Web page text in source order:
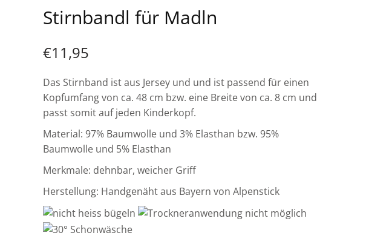
Stirnbandl für Madln
€11,95
Das Stirnband ist aus Jersey und und ist passend für einen
Kopfumfang von ca. 48 cm bzw. eine Breite von ca. 8 cm und
passt somit auf jeden Kinderkopf.
Material: 97% Baumwolle und 3% Elasthan bzw. 95%
Baumwolle und 5% Elasthan
Merkmale: dehnbar, weicher Griff
Herstellung: Handgenäht aus Bayern von Alpenstick